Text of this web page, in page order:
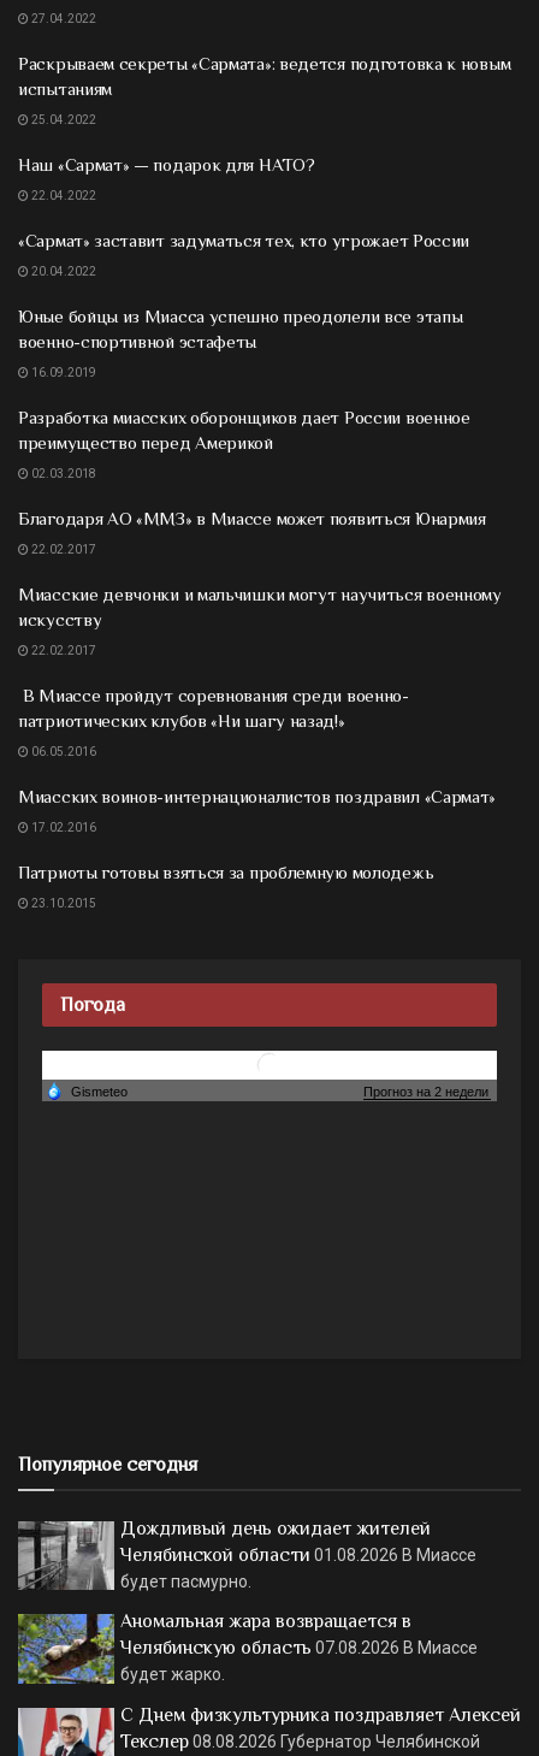
27.04.2022
Раскрываем секреты «Сармата»: ведется подготовка к новым
испытаниям
25.04.2022
Наш «Сармат» — подарок для НАТО?
22.04.2022
«Сармат» заставит задуматься тех, кто угрожает России
20.04.2022
Юные бойцы из Миасса успешно преодолели все этапы
военно-спортивной эстафеты
16.09.2019
Разработка миасских оборонщиков дает России военное
преимущество перед Америкой
02.03.2018
Благодаря АО «ММЗ» в Миассе может появиться Юнармия
22.02.2017
Миасские девчонки и мальчишки могут научиться военному
искусству
22.02.2017
В Миассе пройдут соревнования среди военно-
патриотических клубов «Ни шагу назад!»
06.05.2016
Миасских воинов-интернационалистов поздравил «Сармат»
17.02.2016
Патриоты готовы взяться за проблемную молодежь
23.10.2015
Погода
Популярное сегодня
Дождливый день ожидает жителей
Челябинской области 01.08.2026 В Миассе
будет пасмурно.
Аномальная жара возвращается в
Челябинскую область 07.08.2026 В Миассе
будет жарко.
С Днем физкультурника поздравляет Алексей
Текслер08.08.2026 Губернатор Челябинской